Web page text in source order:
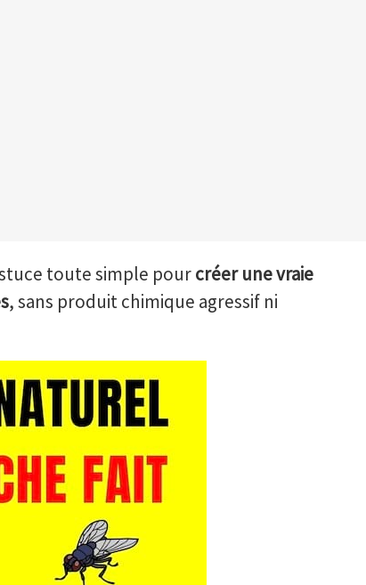
toute simple pourcréer une vraie
, sans produit chimique agressif ni